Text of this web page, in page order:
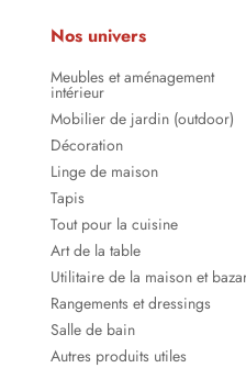
Nos univers
Meubles et aménagement
intérieur
Mobilier de jardin (outdoor)
Décoration
Linge de maison
Tapis
Tout pour la cuisine
Art de la table
Utilitaire de la maison et
Rangements et dressings
Salle de bain
Autres produits utiles